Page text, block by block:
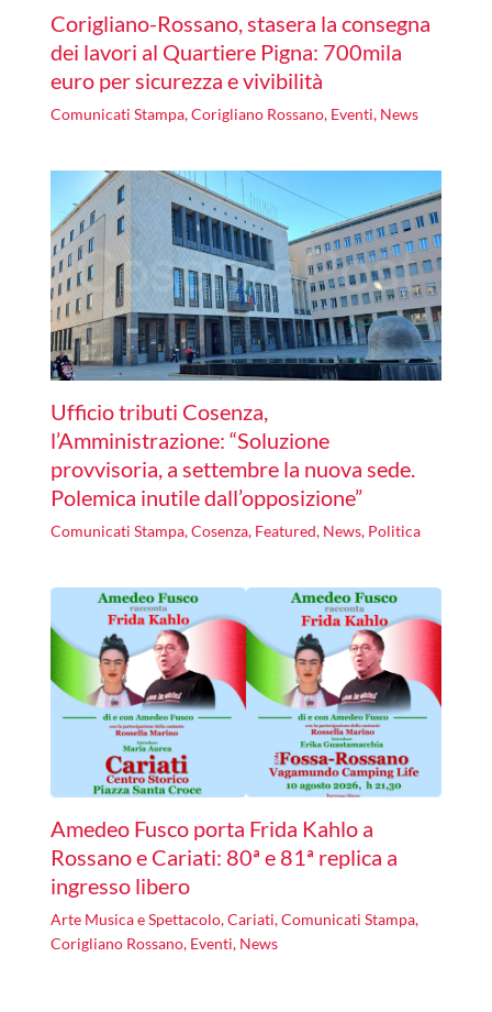
Corigliano-Rossano, stasera la consegna
dei lavori al Quartiere Pigna: 700mila
euro per sicurezza e vivibilità
Comunicati Stampa,Corigliano Rossano, Eventi, News
Ufficio tributi Cosenza,
l’Amministrazione: “Soluzione
provvisoria, a settembre la nuova sede.
Polemica inutile dall’opposizione”
Comunicati Stampa,Cosenza, Featured, News, Politica
Amedeo Fusco porta Frida Kahlo a
Rossano e Cariati: 80ª e 81ª replica a
ingresso libero
Arte Musica e Spettacolo,Cariati,Comunicati Stampa,
Corigliano Rossano, Eventi, News